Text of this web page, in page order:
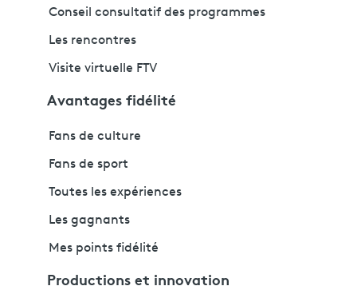
Conseil consultatif des programmes
Les rencontres
Visite virtuelle FTV
Avantages fidélité
Fans de culture
Fans de sport
Toutes les expériences
Les gagnants
Mes points fidélité
Productions et innovation